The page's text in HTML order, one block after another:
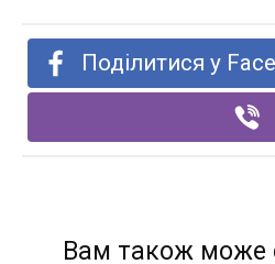
Поділитися у
Вам також може